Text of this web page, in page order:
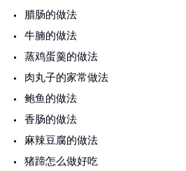
腊肠的做法
牛腩的做法
蒸鸡蛋羹的做法
肉丸子的家常做法
鲍鱼的做法
香肠的做法
麻辣豆腐的做法
猪蹄怎么做好吃